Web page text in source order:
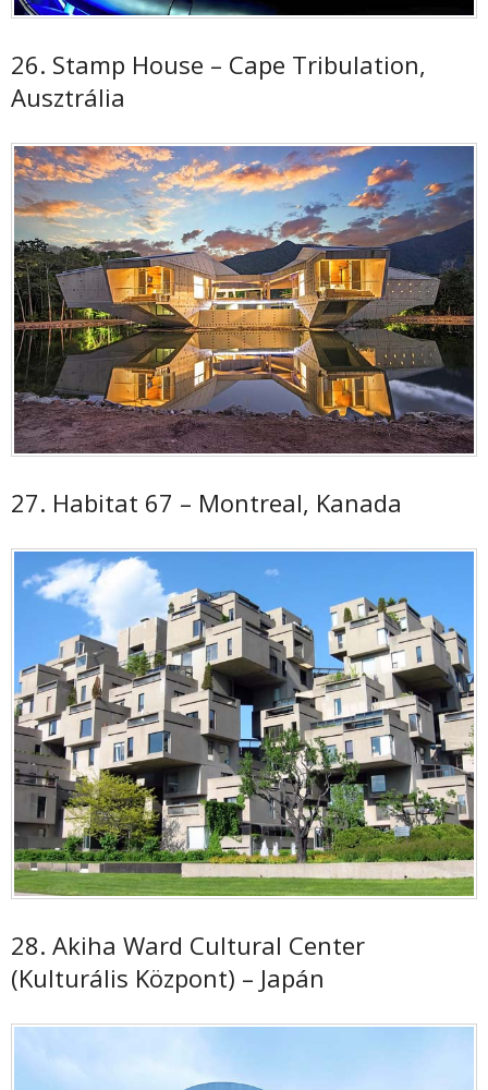
26. Stamp House – Cape Tribulation,
Ausztrália
27. Habitat 67 – Montreal, Kanada
28. Akiha Ward Cultural Center
(Kulturális Központ) – Japán